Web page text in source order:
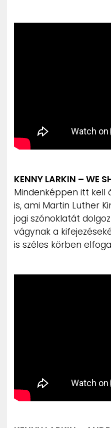
KENNY LARKIN – WE
Mindenképpen itt kell
is, ami Martin Luther
jogi szónoklatát
vágynak a
is széles körben